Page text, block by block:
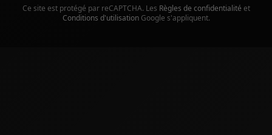
Ce site est protégé par reCAPTCHA. Les Règles de confidentialité et
Conditions d'utilisationGoogle s'appliquent.